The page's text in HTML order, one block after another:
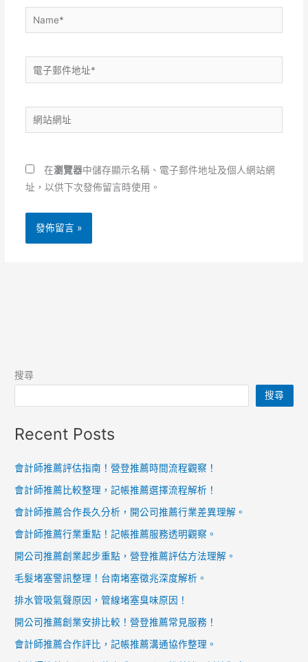
Name*
電
子
件
地
*
站
址
在瀏覽器中儲存顯示名稱、電子郵件地址及個人網站網
址，以供下次發佈留言時使用。
搜尋
搜尋
Recent Posts
會計師推薦評估指南！營登推薦時間流程觀察！
會計師推薦比較整理，記帳推薦選擇流程解析！
會計師推薦合作長久分析，開公司推薦行業差異理解。
會計師推薦行業重點！記帳推薦服務透明觀察。
開公司推薦創業起步重點，營登推薦評估方法理解。
毛髮堵塞警訊整理！台南堵塞徵兆深度解析。
排水管吸氣聲原因，管線堵塞臭味原因！
開公司推薦創業安排比較！營登推薦常見服務！
會計師推薦合作評比，記帳推薦溝通協作整理。